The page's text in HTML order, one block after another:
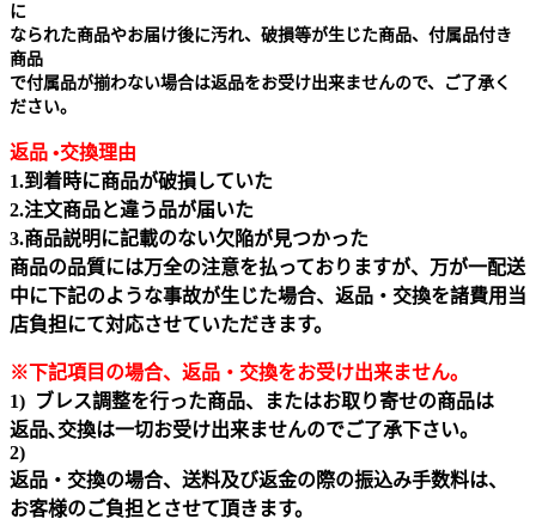
に
なられた商品やお届け後に汚れ、破損等が生じた商品、付属品付き
商品
で付属品が揃わない場合は返品をお受け出来ませんので、ご了承く
ださい。
返品 •交換理由
1.到着時に商品が破損していた
2.注文商品と違う品が届いた
3.商品説明に記載のない欠陥が見つかった
商品の品質には万全の注意を払っておりますが、万が一配送
中に下記のような事故が生じた場合、返品・交換を諸費用当
店負担にて対応させていただきます。
※下記項目の場合、返品・交換をお受け出来ません｡
1) ブレス調整を行った商品、またはお取り寄せの商品は
返品､交換は一切お受け出来ませんのでご了承下さい。
2)
返品・交換の場合、送料及び返金の際の振込み手数料は、
お客様のご負担とさせて頂きます。